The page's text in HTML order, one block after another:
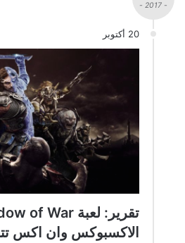
- 2017 -
20 أكتوبر
الاكسبوكس وان اكس